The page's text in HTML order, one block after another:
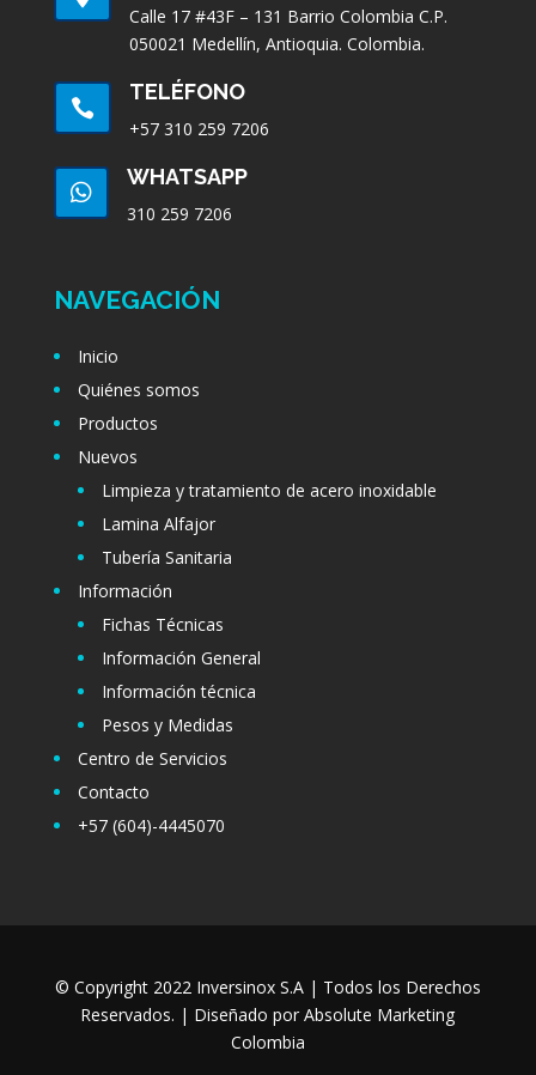
Calle 17 #43F – 131 Barrio Colombia C.P.
050021 Medellín, Antioquia. Colombia.

TELÉFONO
+57 310 259 7206

WHATSAPP
310 259 7206
NAVEGACIÓN
Inicio
Quiénes somos
Productos
Nuevos
Limpieza y tratamiento de acero inoxidable
Lamina Alfajor
Tubería Sanitaria
Información
Fichas Técnicas
Información General
Información técnica
Pesos y Medidas
Centro de Servicios
Contacto
+57 (604)-4445070
© Copyright 2022 Inversinox S.A | Todos los Derechos
Reservados. | Diseñado porAbsolute Marketing
Colombia